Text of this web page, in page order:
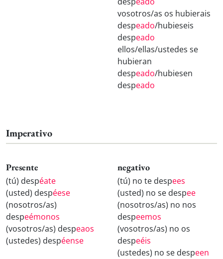
vosotros/as os hubierais
despeado/hubieseis
despeado
ellos/ellas/ustedes se
hubieran
despeado/hubiesen
despeado
Imperativo
Presente
(tú) despéate
(usted) despéese
(nosotros/as)
despeémonos
(vosotros/as) despeaos
(ustedes) despéense
negativo
(tú) no te despees
(usted) no se despee
(nosotros/as) no nos
despeemos
(vosotros/as) no os
despeéis
(ustedes) no se despeen